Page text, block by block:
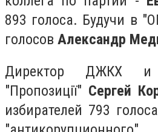
893 голоса. Будучи в
голосов Александр
Директор ДЖКХ и
"Пропозиції" Сергей
избирателей 793